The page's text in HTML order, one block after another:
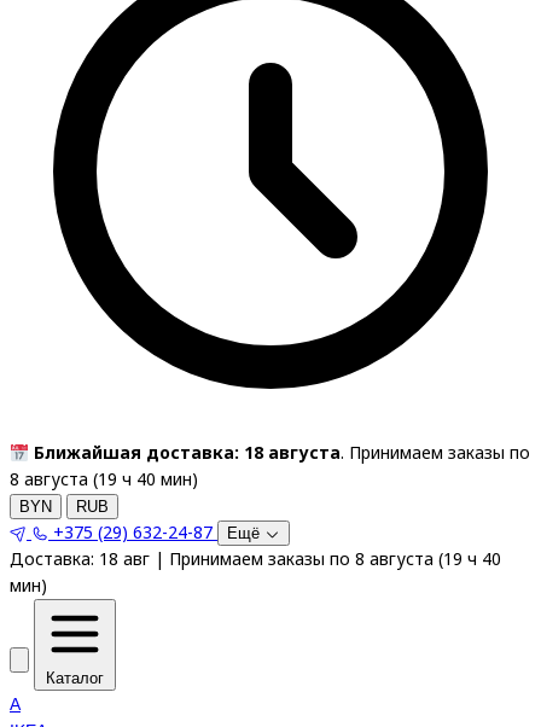
Ближайшая доставка: 18 августа. Принимаем заказы по
8 августа (19 ч 40 мин)
BYN RUB
+375 (29) 632-24-87 Ещё
Доставка: 18 авг | Принимаем заказы по 8 августа (19 ч 40
мин)
Каталог
A